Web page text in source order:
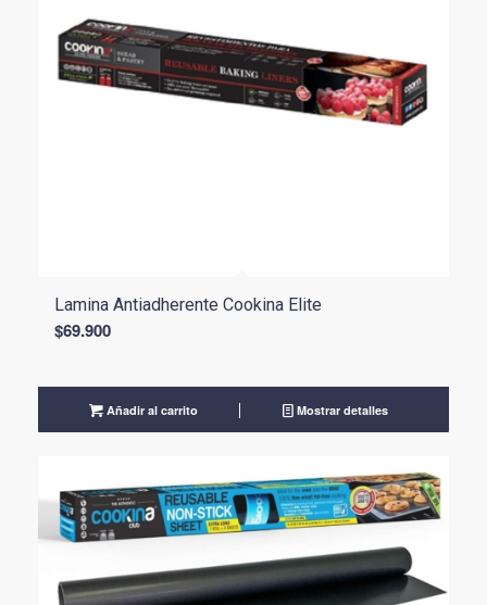
Lamina Antiadherente Cookina Elite
$69.900
Añadir al carrito Mostrar detalles